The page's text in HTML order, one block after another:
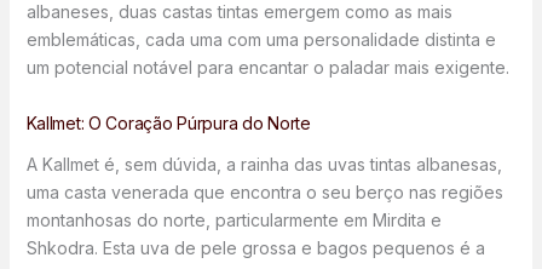
albaneses, duas castas tintas emergem como as mais
emblemáticas, cada uma com uma personalidade distinta e
um potencial notável para encantar o paladar mais exigente.
Kallmet: O Coração Púrpura do Norte
A Kallmet é, sem dúvida, a rainha das uvas tintas albanesas,
uma casta venerada que encontra o seu berço nas regiões
montanhosas do norte, particularmente em Mirdita e
Shkodra. Esta uva de pele grossa e bagos pequenos é a